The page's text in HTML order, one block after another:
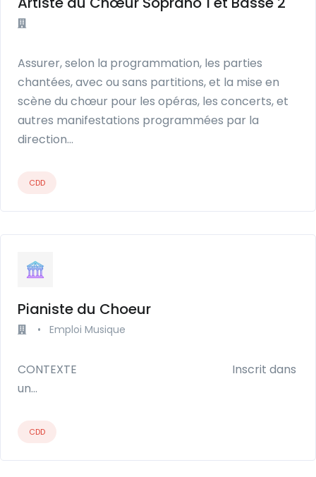
Assurer, selon la programmation, les parties
chantées, avec ou sans partitions, et la mise en
scène du chœur pour les opéras, les concerts, et
autres manifestations programmées par la
direction…
CDD
Pianiste du Choeur
• Emploi Musique
CONTEXTE Inscrit dans
un…
CDD